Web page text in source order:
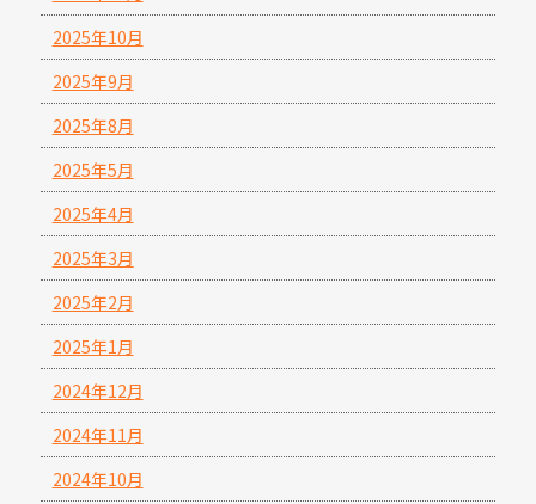
2025年10月
2025年9月
2025年8月
2025年5月
2025年4月
2025年3月
2025年2月
2025年1月
2024年12月
2024年11月
2024年10月